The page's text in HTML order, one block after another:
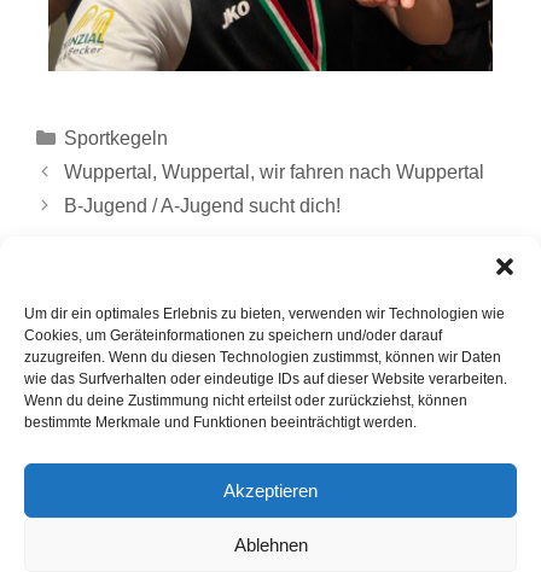
Um dir ein optimales Erlebnis zu bieten, verwenden wir Technologien wie
Cookies, um Geräteinformationen zu speichern und/oder darauf
zuzugreifen. Wenn du diesen Technologien zustimmst, können wir Daten
wie das Surfverhalten oder eindeutige IDs auf dieser Website verarbeiten.
Wenn du deine Zustimmung nicht erteilst oder zurückziehst, können
bestimmte Merkmale und Funktionen beeinträchtigt werden.
Akzeptieren
Ablehnen
Sportkegeln
Wuppertal, Wuppertal, wir fahren nach Wuppertal
B-Jugend / A-Jugend sucht dich!
Schreibe einen Kommentar
Du musstangemeldetsein, um einen Kommentar
abzugeben.